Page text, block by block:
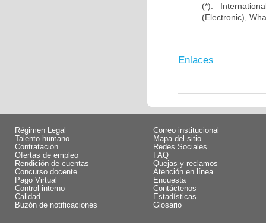
(*):
(Electronic),
Enlaces
Régimen Legal
Talento humano
Contratación
Ofertas de empleo
Rendición de cuentas
Concurso docente
Pago Virtual
Control interno
Calidad
Buzón de notificaciones
Correo institucional
Mapa del sitio
Redes Sociales
FAQ
Quejas y reclamos
Atención en línea
Encuesta
Contáctenos
Estadísticas
Glosario